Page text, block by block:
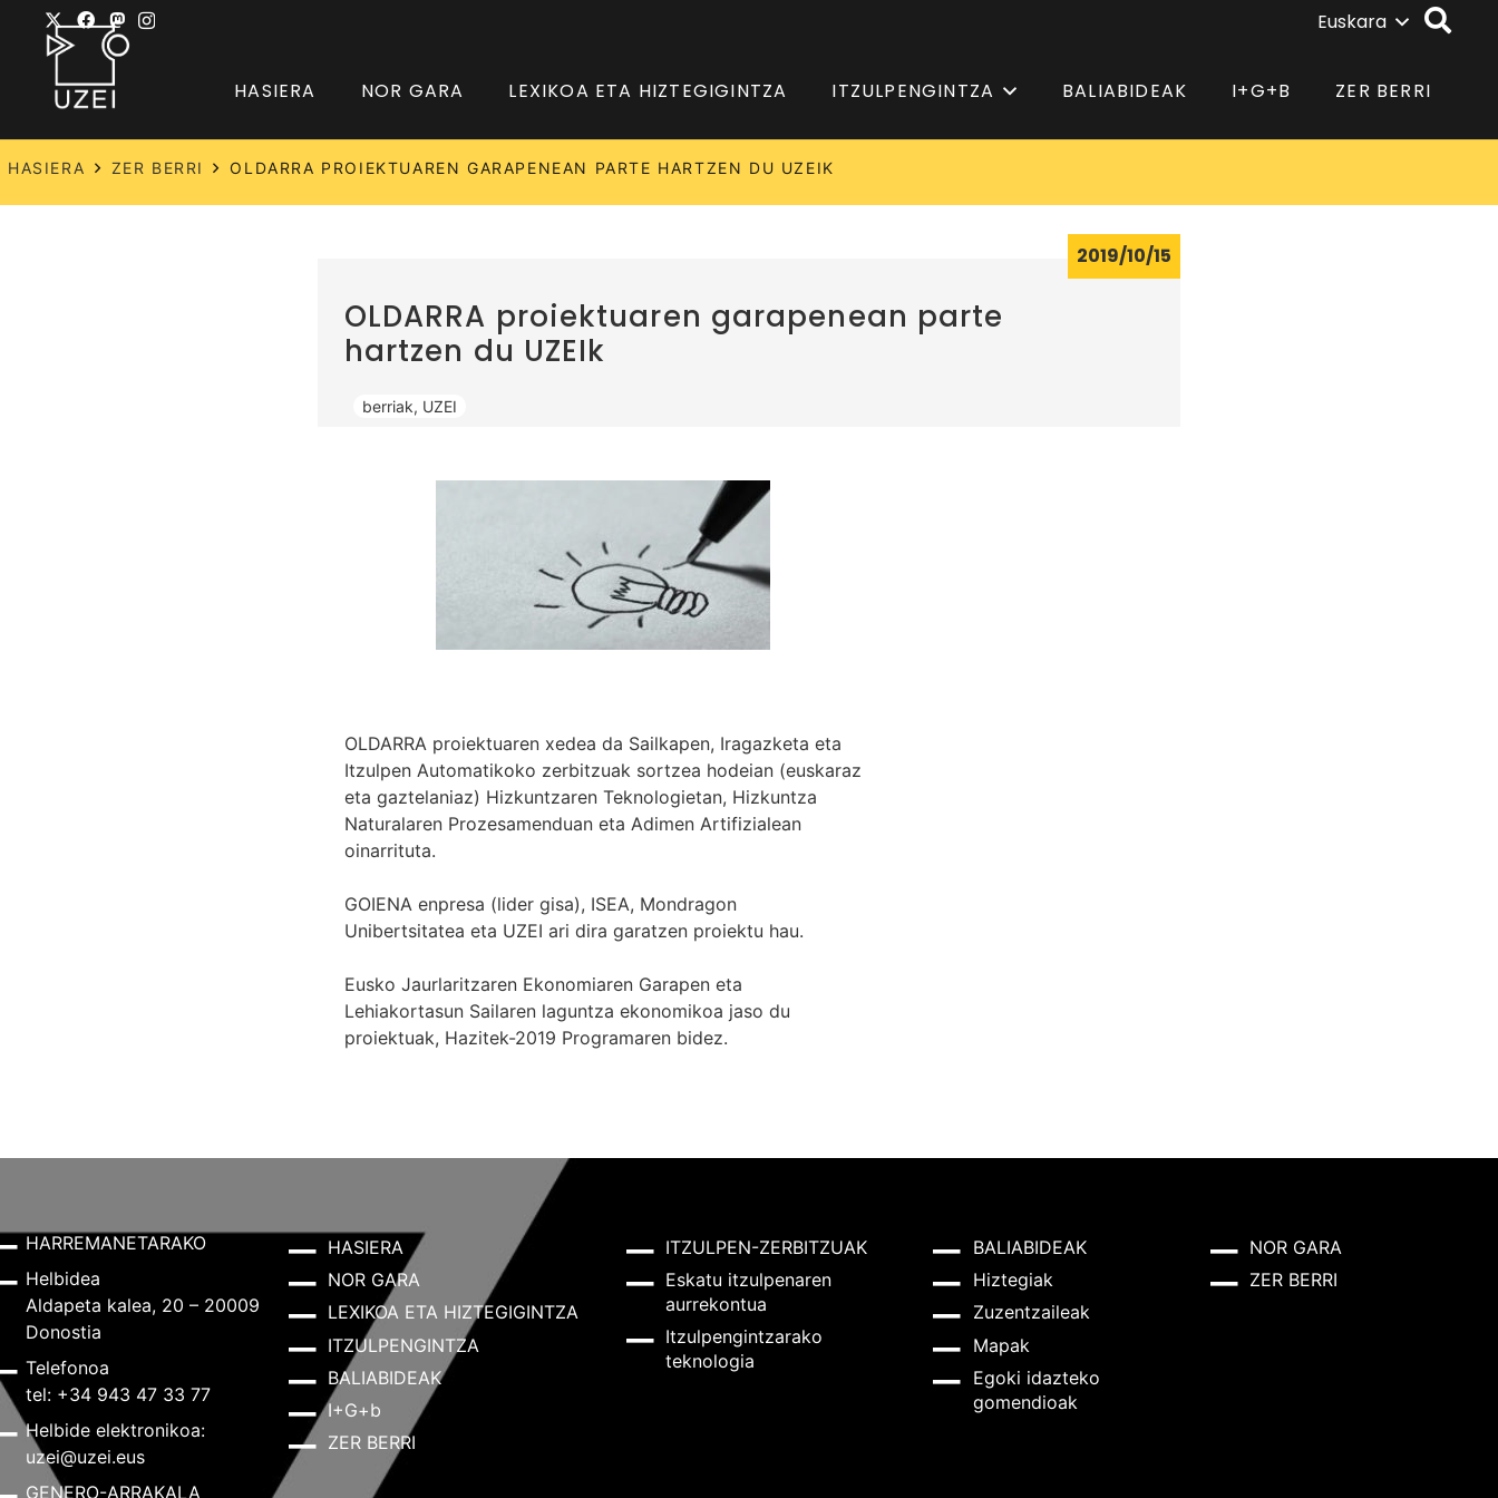
Euskara
HASIERA NOR GARA LEXIKOA ETA HIZTEGIGINTZA ITZULPENGINTZA BALIABIDEAK I+G+B ZER BERRI
HASIERA ZER BERRI OLDARRA PROIEKTUAREN GARAPENEAN PARTE HARTZEN DU UZEIK
OLDARRA proiektuaren garapenean parte
hartzen du UZEIk
berriak, UZEI
2019/10/15
OLDARRA proiektuaren xedea da Sailkapen, Iragazketa eta
Itzulpen Automatikoko zerbitzuak sortzea hodeian (euskaraz
eta gaztelaniaz) Hizkuntzaren Teknologietan, Hizkuntza
Naturalaren Prozesamenduan eta Adimen Artifizialean
oinarrituta.
GOIENA enpresa (lider gisa), ISEA, Mondragon
Unibertsitatea eta UZEI ari dira garatzen proiektu hau.
Eusko Jaurlaritzaren Ekonomiaren Garapen eta
Lehiakortasun Sailaren laguntza ekonomikoa jaso du
proiektuak, Hazitek-2019 Programaren bidez.
HARREMANETARAKO
Helbidea
Aldapeta kalea, 20 – 20009
Donostia
Telefonoa
tel: +34 943 47 33 77
Helbide elektronikoa:
uzei@uzei.eus
GENERO-ARRAKALA
HASIERA
NOR GARA
LEXIKOA ETA HIZTEGIGINTZA
ITZULPENGINTZA
BALIABIDEAK
I+G+b
ZER BERRI
ITZULPEN-ZERBITZUAK
Eskatu itzulpenaren
aurrekontua
Itzulpengintzarako
teknologia
BALIABIDEAK
Hiztegiak
Zuzentzaileak
Mapak
Egoki idazteko
gomendioak
NOR GARA
ZER BERRI